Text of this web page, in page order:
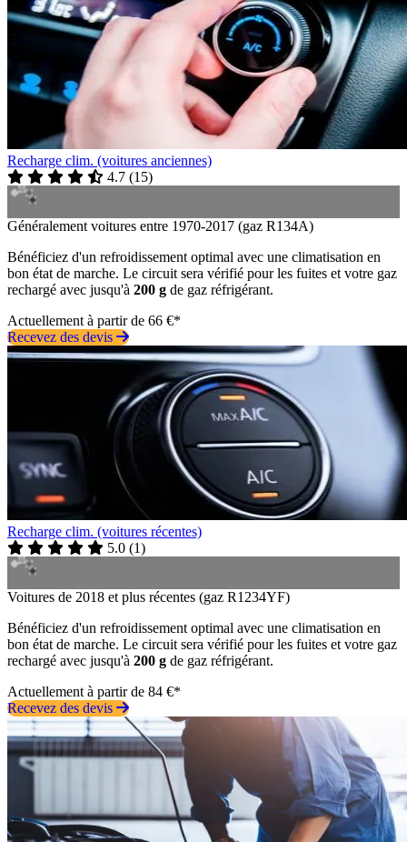
Recharge clim. (voitures anciennes)
4.7 (15)
Généralement voitures entre 1970-2017 (gaz R134A)
Bénéficiez d'un refroidissement optimal avec une climatisation en
bon état de marche. Le circuit sera vérifié pour les fuites et votre gaz
rechargé avec jusqu'à 200 g de gaz réfrigérant.
Actuellement à partir de 66 €*
Recevez des devis
Recharge clim. (voitures récentes)
5.0 (1)
Voitures de 2018 et plus récentes (gaz R1234YF)
Bénéficiez d'un refroidissement optimal avec une climatisation en
bon état de marche. Le circuit sera vérifié pour les fuites et votre gaz
rechargé avec jusqu'à 200 g de gaz réfrigérant.
Actuellement à partir de 84 €*
Recevez des devis